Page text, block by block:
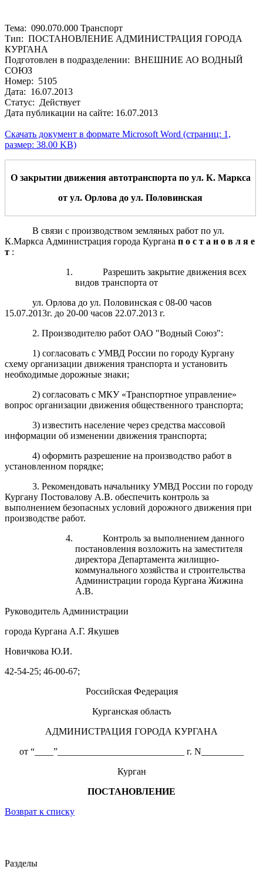
Тема: 090.070.000 Транспорт
Тип: ПОСТАНОВЛЕНИЕ АДМИНИСТРАЦИЯ ГОРОДА
КУРГАНА
Подготовлен в подразделении: ВНЕШНИЕ АО ВОДНЫЙ
СОЮЗ
Номер: 5105
Дата: 16.07.2013
Статус: Действует
Дата публикации на сайте: 16.07.2013
Скачать документ в формате Microsoft Word (страниц: 1,
размер: 38.00 KB)
О закрытии движения автотранспорта по ул. К. Маркса
от ул. Орлова до ул. Половинская
В связи с производством земляных работ по ул.
К.Маркса Администрация города Кургана п о с т а н о в л я е
т :
Разрешить закрытие движения всех
видов транспорта от
ул. Орлова до ул. Половинская с 08-00 часов
15.07.2013г. до 20-00 часов 22.07.2013 г.
2. Производителю работ ОАО "Водный Союз":
1) согласовать с УМВД России по городу Кургану
схему организации движения транспорта и установить
необходимые дорожные знаки;
2) согласовать с МКУ «Транспортное управление»
вопрос организации движения общественного транспорта;
3) известить население через средства массовой
информации об изменении движения транспорта;
4) оформить разрешение на производство работ в
установленном порядке;
3. Рекомендовать начальнику УМВД России по городу
Кургану Постовалову А.В. обеспечить контроль за
выполнением безопасных условий дорожного движения при
производстве работ.
Контроль за выполнением данного
постановления возложить на заместителя
директора Департамента жилищно-
коммунального хозяйства и строительства
Администрации города Кургана Жижина
А.В.
Руководитель Администрации
города Кургана А.Г. Якушев
Новичкова Ю.И.
42-54-25; 46-00-67;
Российская Федерация
Курганская область
АДМИНИСТРАЦИЯ ГОРОДА КУРГАНА
от “____”___________________________ г. N_________
Курган
ПОСТАНОВЛЕНИЕ
Возврат к списку
Разделы